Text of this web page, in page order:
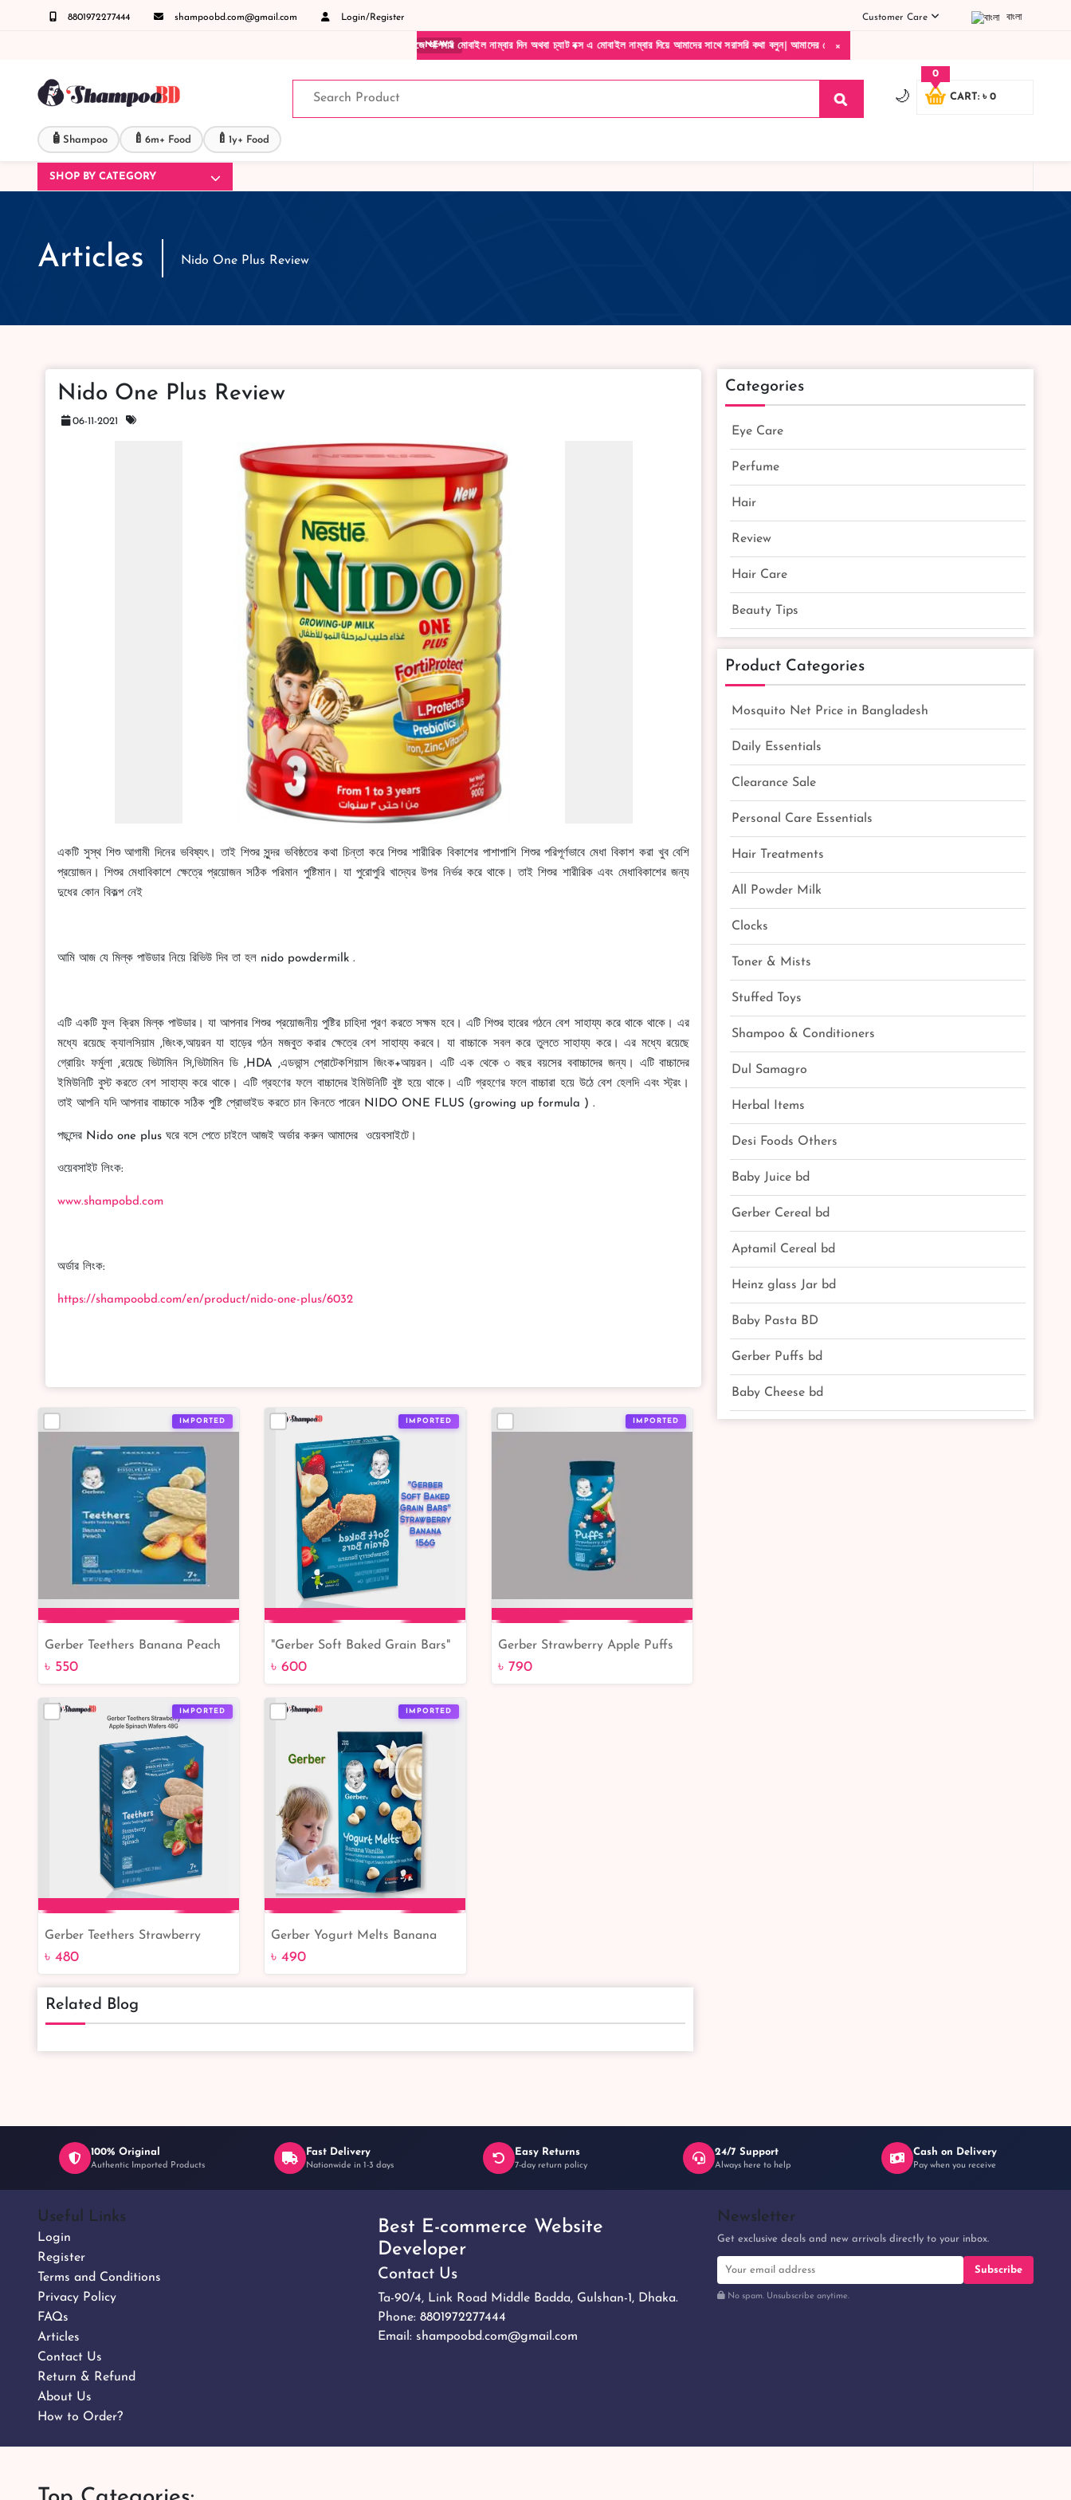
8801972277444 shampoobd.com@gmail.com Login/Register বাংলা
Customer Care
×
NEWS
যেকোনো জিজ্ঞাসায় কল করুনঃ ( IMO + Whatsapp ) +8801972277444 সহজে অর্ডার করতে প্রোডাক্ট পেজে আপনার মোবাইল নাম্বার দিন অথবা চ্যাট বক্স এ মোবাইল নাম্বার দিয়ে আমাদের সাথে সরাসরি কথা বলুন| আমাদের যেকোনো পণ্য হাতে নিয়ে দেখে টাকা দিবেন ডেলিভারি ম্যান চলে যাওয়ার
🌙 CART: ৳ 0
0
🧴 Shampoo 🍼 6m+ Food 🍼 1y+ Food
SHOP BY CATEGORY
Articles Nido One Plus Review
Nido One Plus Review
06-11-2021
একটি সুস্থ শিশু আগামী দিনের ভবিষ্যৎ। তাই শিশুর সুন্দর ভবিষ্ঠতের কথা চিন্তা করে শিশুর শারীরিক বিকাশের পাশাপাশি শিশুর পরিপূর্ণভাবে মেধা বিকাশ করা খুব বেশি
প্রয়োজন। শিশুর মেধাবিকাশে ক্ষেত্রে প্রয়োজন সঠিক পরিমান পুষ্টিমান। যা পুরোপুরি খাদ্যের উপর নির্ভর করে থাকে। তাই শিশুর শারীরিক এবং মেধাবিকাশের জন্য
দুধের কোন বিকল্প নেই
আমি আজ যে মিল্ক পাউডার নিয়ে রিভিউ দিব তা হল nido powdermilk .
এটি একটি ফুল ক্রিম মিল্ক পাউডার। যা আপনার শিশুর প্রয়োজনীয় পুষ্টির চাহিদা পূরণ করতে সক্ষম হবে। এটি শিশুর হারের গঠনে বেশ সাহায্য করে থাকে থাকে। এর
মধ্যে রয়েছে ক্যালসিয়াম ,জিংক,আয়রন যা হাড়ের গঠন মজবুত করার ক্ষেত্রে বেশ সাহায্য করবে। যা বাচ্চাকে সবল করে তুলতে সাহায্য করে। এর মধ্যে রয়েছে
গ্রোয়িং ফর্মুলা ,রয়েছে ভিটামিন সি,ভিটামিন ডি ,HDA ,এডভান্স প্রোটেকশিয়াস জিংক+আয়রন। এটি এক থেকে ৩ বছর বয়সের ববাচ্চাদের জন্য। এটি বাচ্চাদের
ইমিউনিটি বুস্ট করতে বেশ সাহায্য করে থাকে। এটি গ্রহণের ফলে বাচ্চাদের ইমিউনিটি বুষ্ট হয়ে থাকে। এটি গ্রহণের ফলে বাচ্চারা হয়ে উঠে বেশ হেলদি এবং স্ট্রং।
তাই আপনি যদি আপনার বাচ্চাকে সঠিক পুষ্টি প্রোভাইড করতে চান কিনতে পারেন NIDO ONE FLUS (growing up formula ) .
পছন্দের Nido one plus ঘরে বসে পেতে চাইলে আজই অর্ডার করুন আমাদের ওয়েবসাইটে।
ওয়েবসাইট লিংক:
www.shampobd.com
অর্ডার লিংক:
https://shampoobd.com/en/product/nido-one-plus/6032
IMPORTED
Add to Cart
Gerber Teethers Banana Peach
Wafers 48gm
৳ 550
IMPORTED
Add to Cart
"Gerber Soft Baked Grain Bars"
Strawberry Banana 156G
৳ 600
IMPORTED
Add to Cart
Gerber Strawberry Apple Puffs
42gm
৳ 790
IMPORTED
Add to Cart
Gerber Teethers Strawberry
Apple Spinach Wafers 48G
৳ 480
IMPORTED
Add to Cart
Gerber Yogurt Melts Banana
Vanilla 28G
৳ 490
Related Blog
Categories
Eye Care
Perfume
Hair
Review
Hair Care
Beauty Tips
Product Categories
Mosquito Net Price in Bangladesh
Daily Essentials
Clearance Sale
Personal Care Essentials
Hair Treatments
All Powder Milk
Clocks
Toner & Mists
Stuffed Toys
Shampoo & Conditioners
Dul Samagro
Herbal Items
Desi Foods Others
Baby Juice bd
Gerber Cereal bd
Aptamil Cereal bd
Heinz glass Jar bd
Baby Pasta BD
Gerber Puffs bd
Baby Cheese bd
100% Original
Authentic Imported Products
Fast Delivery
Nationwide in 1-3 days
Easy Returns
7-day return policy
24/7 Support
Always here to help
Cash on Delivery
Pay when you receive
Useful Links
Login
Register
Terms and Conditions
Privacy Policy
FAQs
Articles
Contact Us
Return & Refund
About Us
How to Order?
Best E-commerce Website
Developer
Contact Us
Ta-90/4, Link Road Middle Badda, Gulshan-1, Dhaka.
Phone: 8801972277444
Email: shampoobd.com@gmail.com
Newsletter
Get exclusive deals and new arrivals directly to your inbox.
Subscribe
No spam. Unsubscribe anytime.